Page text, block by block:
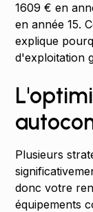
1609 € en
en année 15.
explique
d'exploitation
Plusieurs
donc votre
équipements